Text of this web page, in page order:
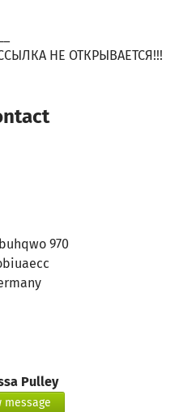
НЕ ОТКРЫВАЕТСЯ!!!
970
Pulley
message